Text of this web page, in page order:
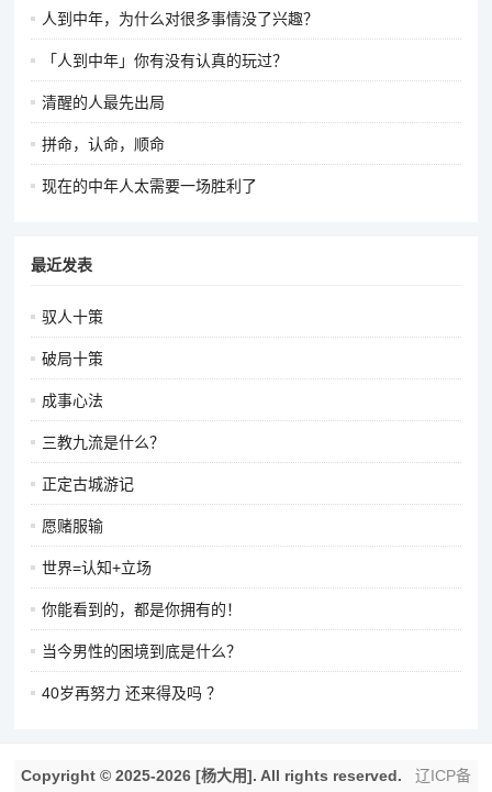
人到中年，为什么对很多事情没了兴趣？
「人到中年」你有没有认真的玩过？
清醒的人最先出局
拼命，认命，顺命
现在的中年人太需要一场胜利了
最近发表
驭人十策
破局十策
成事心法
三教九流是什么？
正定古城游记
愿赌服输
世界=认知+立场
你能看到的，都是你拥有的！
当今男性的困境到底是什么？
40岁再努力 还来得及吗 ？
Copyright © 2025-2026 [杨大用]. All rights reserved.
辽ICP备